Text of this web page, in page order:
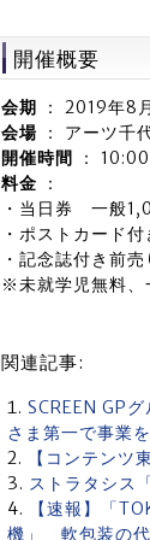
開催概要
会期 ： 2019年8
会場 ： アーツ
開催時間 ：
料金 ：
・当日券 一般
・ポストカード
・記念誌付き前
※未就学児無料
関連記事:
SCREEN GP
さま第一で事業
【コンテン
ストラタシス
【速報】「
機」 軟包装の